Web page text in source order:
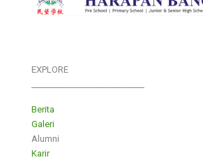
EXPLORE
Berita
Galeri
Alumni
Karir